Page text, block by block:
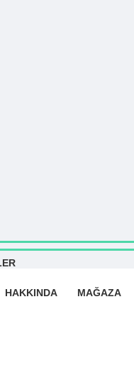
HAKKINDA MAĞAZA